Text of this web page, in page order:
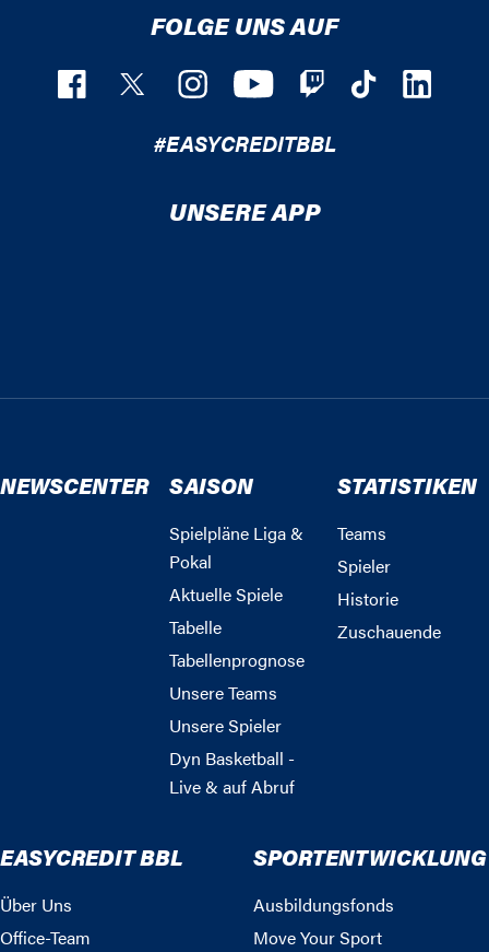
FOLGE UNS AUF
#EASYCREDITBBL
UNSERE APP
NEWSCENTER SAISON
Spielpläne Liga &
Pokal
Aktuelle Spiele
Tabelle
Tabellenprognose
Unsere Teams
Unsere Spieler
Dyn Basketball -
Live & auf Abruf
STATISTIKEN
Teams
Spieler
Historie
Zuschauende
EASYCREDIT BBL
Über Uns
Office-Team
SPORTENTWICKLUNG
Ausbildungsfonds
Move Your Sport